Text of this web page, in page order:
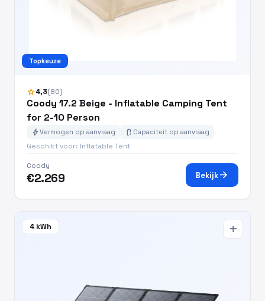
Topkeuze
star4,3(80)
Coody 17.2 Beige - Inflatable Camping Tent
for 2-10 Person
boltVermogen op aanvraag battery_charging_full Capaciteit op aanvraag
Geschikt voor: Inflatable Tent
Coody
€2.269 Bekijkarrow_forward
4 kWh add